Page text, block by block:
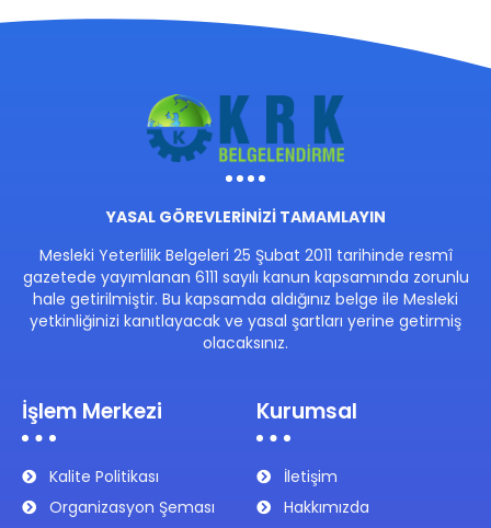
YASAL GÖREVLERİNİZİ TAMAMLAYIN
Mesleki Yeterlilik Belgeleri 25 Şubat 2011 tarihinde resmî
gazetede yayımlanan 6111 sayılı kanun kapsamında zorunlu
hale getirilmiştir. Bu kapsamda aldığınız belge ile Mesleki
yetkinliğinizi kanıtlayacak ve yasal şartları yerine getirmiş
olacaksınız.
İşlem Merkezi
Kalite Politikası
Organizasyon Şeması
Kurumsal
İletişim
Hakkımızda